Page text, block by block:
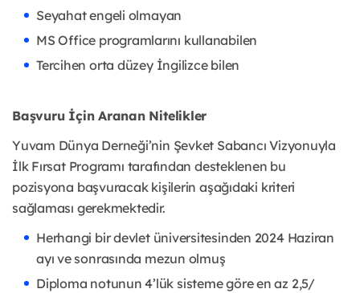
Seyahat engeli olmayan
MS Office programlarını kullanabilen
Tercihen orta düzey İngilizce bilen
Başvuru İçin Aranan Nitelikler
Yuvam Dünya Derneği’nin Şevket Sabancı Vizyonuyla
İlk Fırsat Programı tarafından desteklenen bu
pozisyona başvuracak kişilerin aşağıdaki kriteri
sağlaması gerekmektedir.
Herhangi bir devlet üniversitesinden 2024 Haziran
ayı ve sonrasında mezun olmuş
Diploma notunun 4’lük sisteme göre en az 2,5/